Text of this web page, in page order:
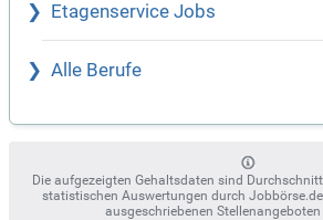
Etagenservice Jobs
Alle Berufe
Die aufgezeigten Gehaltsdaten sind
statistischen Auswertungen durch
ausgeschriebenen